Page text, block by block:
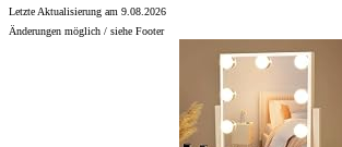
Letzte Aktualisierung am 9.08.2026
Änderungen möglich / siehe Footer